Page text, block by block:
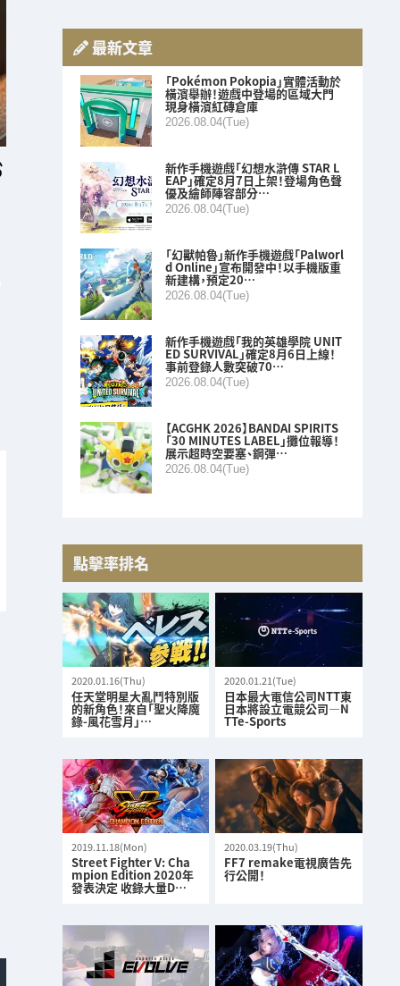
最新文章
「Pokémon Pokopia」實體活動於
橫濱舉辦！遊戲中登場的區域大門
現身橫濱紅磚倉庫
2026.08.04(Tue)
新作手機遊戲「幻想水滸傳 STAR L
EAP」確定8月7日上架！登場角色聲
優及繪師陣容部分…
2026.08.04(Tue)
「幻獸帕魯」新作手機遊戲「Palworl
d Online」宣布開發中！以手機版重
新建構，預定20…
2026.08.04(Tue)
新作手機遊戲「我的英雄學院 UNIT
ED SURVIVAL」確定8月6日上線！
事前登錄人數突破70…
2026.08.04(Tue)
【ACGHK 2026】BANDAI SPIRITS
「30 MINUTES LABEL」攤位報導！
展示超時空要塞、鋼彈…
2026.08.04(Tue)
點擊率排名
2020.01.16(Thu)
任天堂明星大亂鬥特別版
的新角色！來自「聖火降魔
錄-風花雪月」…
2020.01.21(Tue)
日本最大電信公司NTT東
日本將設立電競公司—N
TTe-Sports
2019.11.18(Mon)
Street Fighter V: Cha
mpion Edition 2020年
發表決定 收錄大量D…
2020.03.19(Thu)
FF7 remake電視廣告先
行公開！